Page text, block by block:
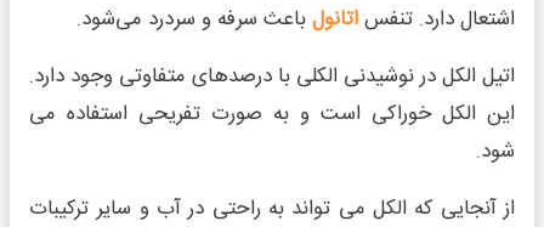
اشتعال دارد. تنفساتانولباعث سرفه و سردرد می‌شود.
اتیل الکل در نوشیدنی‌ الکلی با درصدهای متفاوتی وجود دارد.
این الکل خوراکی است و به صورت تفریحی استفاده می
شود.
از آنجایی که الکل می تواند به راحتی در آب و سایر ترکیبات